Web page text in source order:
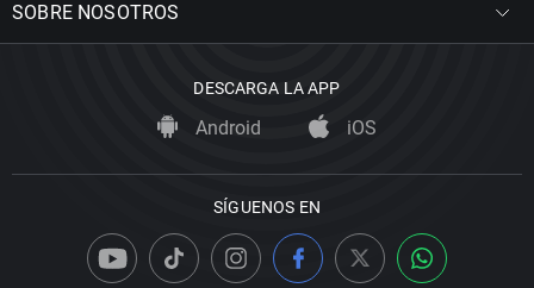
SOBRE NOSOTROS
DESCARGA LA APP
Android iOS
SÍGUENOS EN